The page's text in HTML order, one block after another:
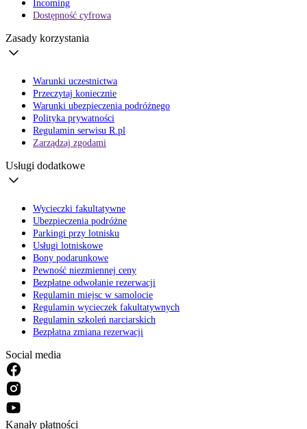
Incoming
Dostępność cyfrowa
Zasady korzystania
Warunki uczestnictwa
Przeczytaj koniecznie
Warunki ubezpieczenia podróżnego
Polityka prywatności
Regulamin serwisu R.pl
Zarządzaj zgodami
Usługi dodatkowe
Wycieczki fakultatywne
Ubezpieczenia podróżne
Parkingi przy lotnisku
Usługi lotniskowe
Bony podarunkowe
Pewność niezmiennej ceny
Bezpłatne odwołanie rezerwacji
Regulamin miejsc w samolocie
Regulamin wycieczek fakultatywnych
Regulamin szkoleń narciarskich
Bezpłatna zmiana rezerwacji
Social media
Kanały płatności